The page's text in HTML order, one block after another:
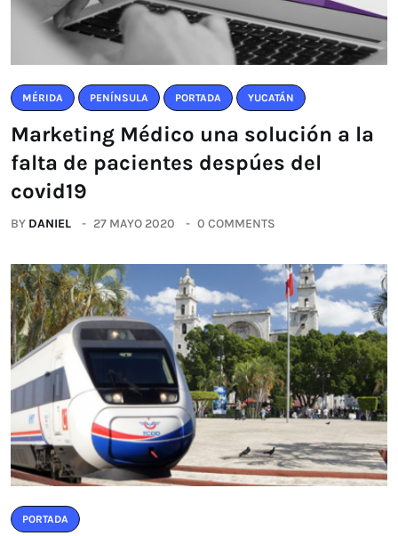
MÉRIDA PENÍNSULA PORTADA YUCATÁN
Marketing Médico una solución a la
falta de pacientes despúes del
covid19
BY DANIEL 27 MAYO 2020 0 COMMENTS
PORTADA